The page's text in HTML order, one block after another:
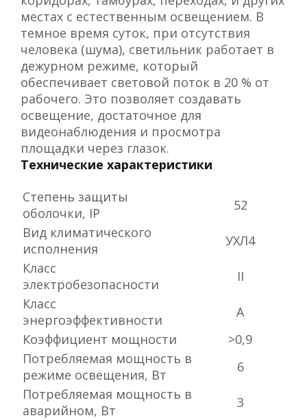
местах с естественным освещением. В
темное время суток, при отсутствия
человека (шума), светильник работает в
дежурном режиме, который
обеспечивает световой поток в 20 % от
рабочего. Это позволяет создавать
освещение, достаточное для
видеонаблюдения и просмотра
площадки через глазок.
Технические характеристики
Степень защиты
оболочки, IP
52
Вид климатического
исполнения
УХЛ4
Класс
электробезопасности
II
Класс
энергоэффективности
А
Коэффициент мощности
>0,9
Потребляемая мощность в
режиме освещения, Вт
6
Потребляемая мощность в
аварийном, Вт
3